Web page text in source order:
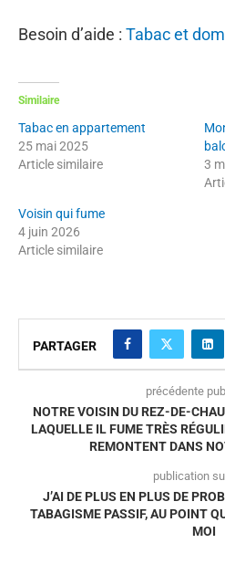
Besoin d’aide : Tabac et
Similaire
Tabac en appartement
25 mai 2025
Article similaire
3
Voisin qui fume
4 juin 2026
Article similaire
PARTAGER
précédente
NOTRE VOISIN DU REZ-DE-
LAQUELLE IL FUME TRÈS
REMONTENT DANS
publication
J’AI DE PLUS EN PLUS DE
TABAGISME PASSIF, AU POINT
MOI